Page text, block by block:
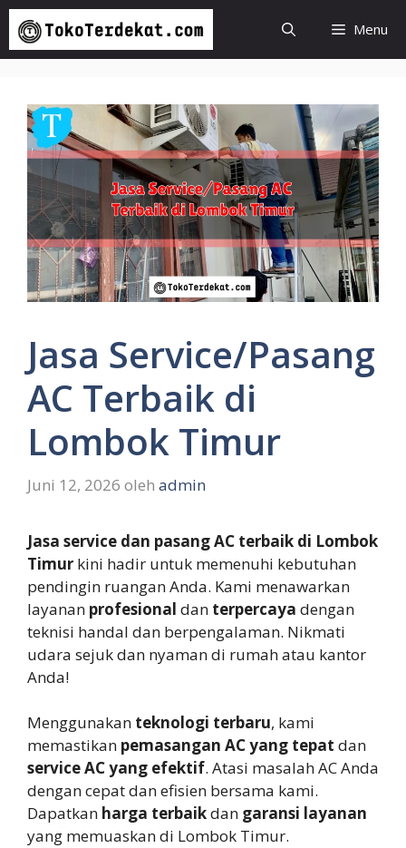
Langsung
isi
Menu
Jasa Service/Pasang
AC Terbaik di
Lombok Timur
Juni 12, 2026 oleh admin
Jasa service dan pasang AC terbaik di Lombok
Timur kini hadir untuk memenuhi kebutuhan
pendingin ruangan Anda. Kami menawarkan
layanan profesional dan terpercaya dengan
teknisi handal dan berpengalaman. Nikmati
udara sejuk dan nyaman di rumah atau kantor
Anda!
Menggunakan teknologi terbaru, kami
memastikan pemasangan AC yang tepat dan
service AC yang efektif. Atasi masalah AC Anda
dengan cepat dan efisien bersama kami.
Dapatkan harga terbaikdan garansi layanan
yang memuaskan di Lombok Timur.